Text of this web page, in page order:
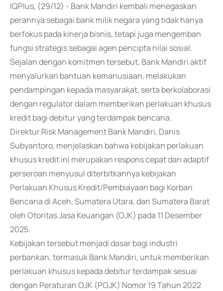
IQPlus, (29/12) - Bank Mandiri kembali menegaskan
perannya sebagai bank milik negara yang tidak hanya
berfokus pada kinerja bisnis, tetapi juga mengemban
fungsi strategis sebagai agen pencipta nilai sosial.
Sejalan dengan komitmen tersebut, Bank Mandiri aktif
menyalurkan bantuan kemanusiaan, melakukan
pendampingan kepada masyarakat, serta berkolaborasi
dengan regulator dalam memberikan perlakuan khusus
kredit bagi debitur yang terdampak bencana.
Direktur Risk Management Bank Mandiri, Danis
Subyantoro, menjelaskan bahwa kebijakan perlakuan
khusus kredit ini merupakan respons cepat dan adaptif
perseroan menyusul diterbitkannya kebijakan
Perlakuan Khusus Kredit/Pembiayaan bagi Korban
Bencana di Aceh, Sumatera Utara, dan Sumatera Barat
oleh Otoritas Jasa Keuangan (OJK) pada 11 Desember
2025.
Kebijakan tersebut menjadi dasar bagi industri
perbankan, termasuk Bank Mandiri, untuk memberikan
perlakuan khusus kepada debitur terdampak sesuai
dengan Peraturan OJK (POJK) Nomor 19 Tahun 2022